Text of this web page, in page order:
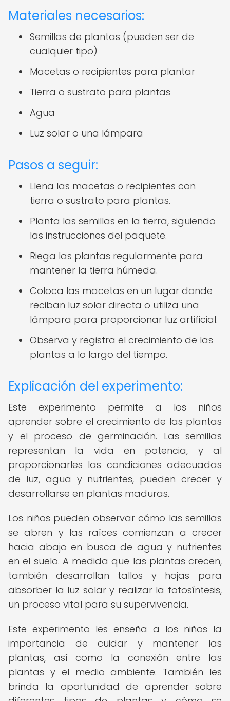
Materiales necesarios:
Semillas de plantas (pueden ser de
cualquier tipo)
Macetas o recipientes para plantar
Tierra o sustrato para plantas
Agua
Luz solar o una lámpara
Pasos a seguir:
Llena las macetas o recipientes con
tierra o sustrato para plantas.
Planta las semillas en la tierra, siguiendo
las instrucciones del paquete.
Riega las plantas regularmente para
mantener la tierra húmeda.
Coloca las macetas en un lugar donde
reciban luz solar directa o utiliza una
lámpara para proporcionar luz artificial.
Observa y registra el crecimiento de las
plantas a lo largo del tiempo.
Explicación del experimento:
Este experimento permite a los niños
aprender sobre el crecimiento de las plantas
y el proceso de germinación. Las semillas
representan la vida en potencia, y al
proporcionarles las condiciones adecuadas
de luz, agua y nutrientes, pueden crecer y
desarrollarse en plantas maduras.
Los niños pueden observar cómo las semillas
se abren y las raíces comienzan a crecer
hacia abajo en busca de agua y nutrientes
en el suelo. A medida que las plantas crecen,
también desarrollan tallos y hojas para
absorber la luz solar y realizar la fotosíntesis,
un proceso vital para su supervivencia.
Este experimento les enseña a los niños la
importancia de cuidar y mantener las
plantas, así como la conexión entre las
plantas y el medio ambiente. También les
brinda la oportunidad de aprender sobre